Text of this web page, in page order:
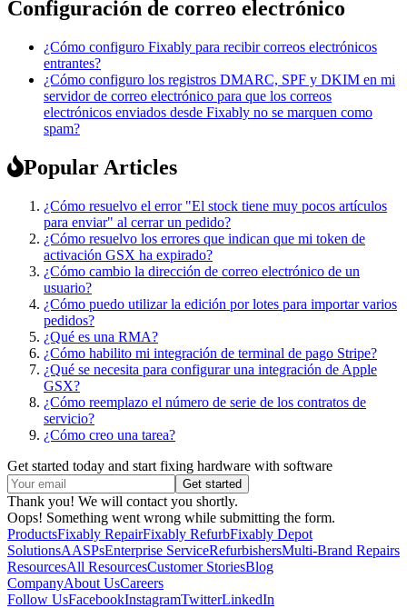
Configuración de correo electrónico
¿Cómo configuro Fixably para recibir correos electrónicos
entrantes?
¿Cómo configuro los registros DMARC, SPF y DKIM en mi
servidor de correo electrónico para que los correos
electrónicos enviados desde Fixably no se marquen como
spam?
Popular Articles
¿Cómo resuelvo el error "El stock tiene muy pocos artículos
para enviar" al cerrar un pedido?
¿Cómo resuelvo los errores que indican que mi token de
activación GSX ha expirado?
¿Cómo cambio la dirección de correo electrónico de un
usuario?
¿Cómo puedo utilizar la edición por lotes para importar varios
pedidos?
¿Qué es una RMA?
¿Cómo habilito mi integración de terminal de pago Stripe?
¿Qué se necesita para configurar una integración de Apple
GSX?
¿Cómo reemplazo el número de serie de los contratos de
servicio?
¿Cómo creo una tarea?
Get started today and start fixing hardware with software
Thank you! We will contact you shortly.
Oops! Something went wrong while submitting the form.
ProductsFixably RepairFixably RefurbFixably Depot
SolutionsAASPsEnterprise ServiceRefurbishersMulti-Brand Repairs
ResourcesAll ResourcesCustomer StoriesBlog
CompanyAbout UsCareers
Follow UsFacebookInstagramTwitterLinkedIn